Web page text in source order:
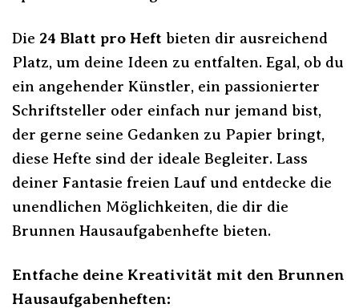
Die 24 Blatt pro Heft bieten dir ausreichend
Platz, um deine Ideen zu entfalten. Egal, ob du
ein angehender Künstler, ein passionierter
Schriftsteller oder einfach nur jemand bist,
der gerne seine Gedanken zu Papier bringt,
diese Hefte sind der ideale Begleiter. Lass
deiner Fantasie freien Lauf und entdecke die
unendlichen Möglichkeiten, die dir die
Brunnen Hausaufgabenhefte bieten.
Entfache deine Kreativität mit den Brunnen
Hausaufgabenheften: